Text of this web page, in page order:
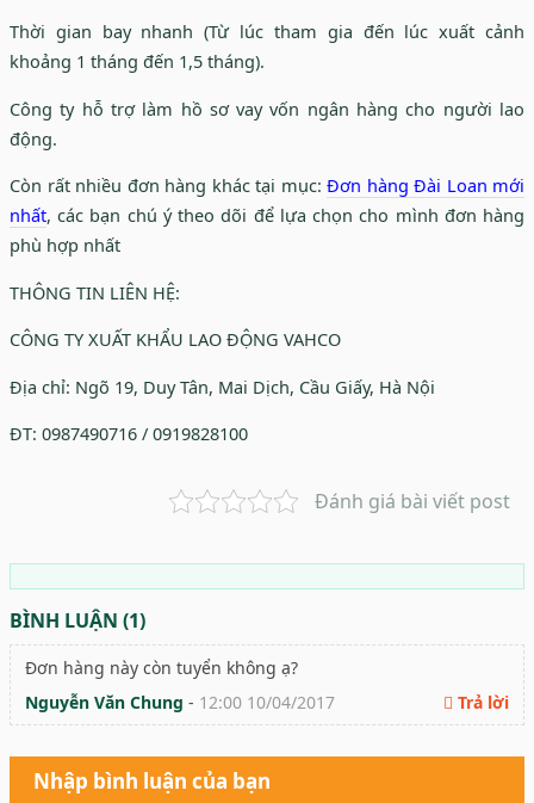
Thời gian bay nhanh (Từ lúc tham gia đến lúc xuất cảnh
khoảng 1 tháng đến 1,5 tháng).
Công ty hỗ trợ làm hồ sơ vay vốn ngân hàng cho người lao
động.
Còn rất nhiều đơn hàng khác tại mục: Đơn hàng Đài Loan mới
nhất, các bạn chú ý theo dõi để lựa chọn cho mình đơn hàng
phù hợp nhất
THÔNG TIN LIÊN HỆ:
CÔNG TY XUẤT KHẨU LAO ĐỘNG VAHCO
Địa chỉ: Ngõ 19, Duy Tân, Mai Dịch, Cầu Giấy, Hà Nội
ĐT: 0987490716 / 0919828100
Đánh giá bài viết post
BÌNH LUẬN (1)
Đơn hàng này còn tuyển không ạ?
Nguyễn Văn Chung - 12:00 10/04/2017 Trả lời
Nhập bình luận của bạn